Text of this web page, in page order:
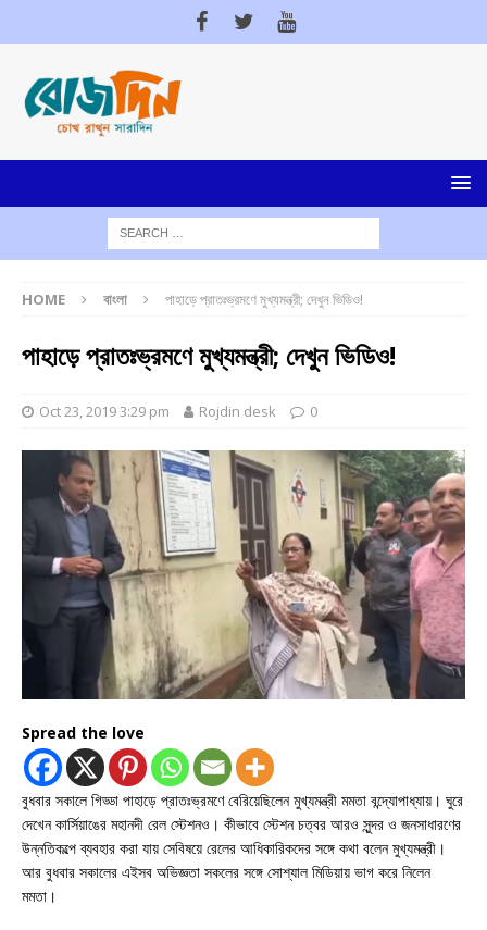
HOME বাংলা পাহাড়ে প্রাতঃভ্রমণে মুখ্যমন্ত্রী; দেখুন ভিডিও!
পাহাড়ে প্রাতঃভ্রমণে মুখ্যমন্ত্রী; দেখুন ভিডিও!
Oct 23, 2019 3:29 pm Rojdin desk 0
Spread the love
বুধবার সকালে গিড্ডা পাহাড়ে প্রাতঃভ্রমণে বেরিয়েছিলেন মুখ্যমন্ত্রী মমতা বন্দ্যোপাধ্যায়। ঘুরে
দেখেন কার্সিয়াঙের মহানদী রেল স্টেশনও। কীভাবে স্টেশন চত্বর আরও সুন্দর ও জনসাধারণের
উন্নতিকল্পে ব্যবহার করা যায় সেবিষয়ে রেলের আধিকারিকদের সঙ্গে কথা বলেন মুখ্যমন্ত্রী।
আর বুধবার সকালের এইসব অভিজ্ঞতা সকলের সঙ্গে সোশ্যাল মিডিয়ায় ভাগ করে নিলেন
মমতা।